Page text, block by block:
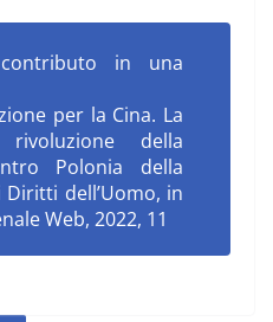
in una
per la Cina. La
della
Polonia della
dell’Uomo, in
Web, 2022, 11